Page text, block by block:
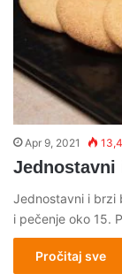
Apr 9, 2021
Jednostavni i brzi
i pečenje oko 15.
Pročitaj sve